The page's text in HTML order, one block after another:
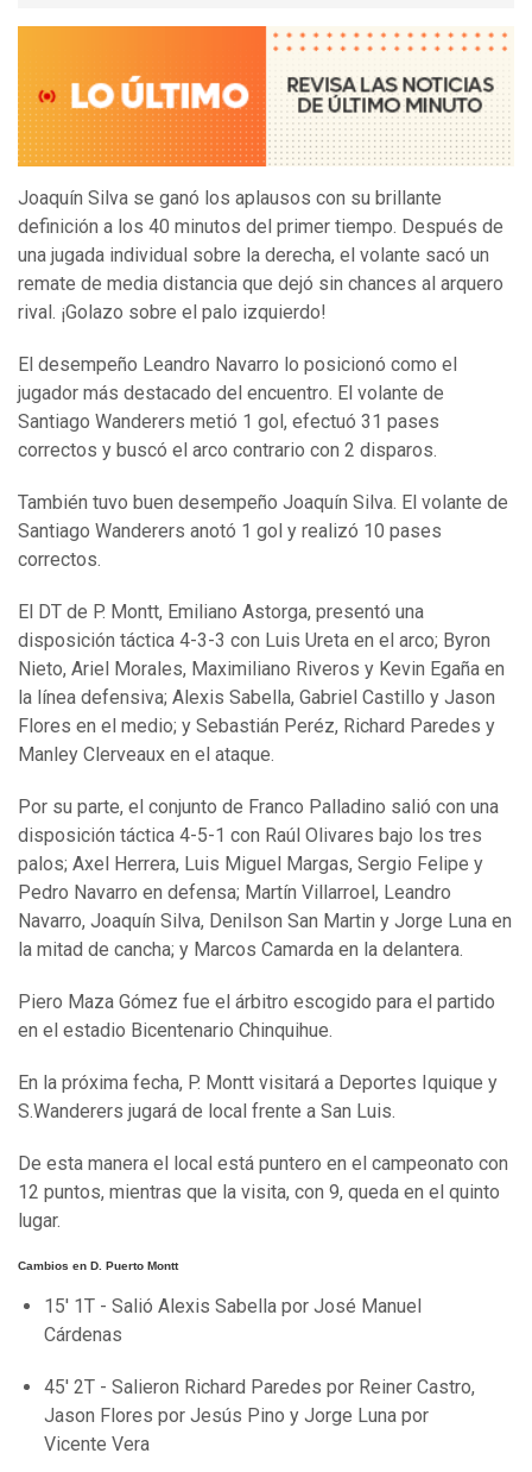
Joaquín Silva se ganó los aplausos con su brillante
definición a los 40 minutos del primer tiempo. Después de
una jugada individual sobre la derecha, el volante sacó un
remate de media distancia que dejó sin chances al arquero
rival. ¡Golazo sobre el palo izquierdo!
El desempeño Leandro Navarro lo posicionó como el
jugador más destacado del encuentro. El volante de
Santiago Wanderers metió 1 gol, efectuó 31 pases
correctos y buscó el arco contrario con 2 disparos.
También tuvo buen desempeño Joaquín Silva. El volante de
Santiago Wanderers anotó 1 gol y realizó 10 pases
correctos.
El DT de P. Montt, Emiliano Astorga, presentó una
disposición táctica 4-3-3 con Luis Ureta en el arco; Byron
Nieto, Ariel Morales, Maximiliano Riveros y Kevin Egaña en
la línea defensiva; Alexis Sabella, Gabriel Castillo y Jason
Flores en el medio; y Sebastián Peréz, Richard Paredes y
Manley Clerveaux en el ataque.
Por su parte, el conjunto de Franco Palladino salió con una
disposición táctica 4-5-1 con Raúl Olivares bajo los tres
palos; Axel Herrera, Luis Miguel Margas, Sergio Felipe y
Pedro Navarro en defensa; Martín Villarroel, Leandro
Navarro, Joaquín Silva, Denilson San Martin y Jorge Luna en
la mitad de cancha; y Marcos Camarda en la delantera.
Piero Maza Gómez fue el árbitro escogido para el partido
en el estadio Bicentenario Chinquihue.
En la próxima fecha, P. Montt visitará a Deportes Iquique y
S.Wanderers jugará de local frente a San Luis.
De esta manera el local está puntero en el campeonato con
12 puntos, mientras que la visita, con 9, queda en el quinto
lugar.
Cambios en D. Puerto Montt
15' 1T - Salió Alexis Sabella por José Manuel
Cárdenas
45' 2T - Salieron Richard Paredes por Reiner Castro,
Jason Flores por Jesús Pino y Jorge Luna por
Vicente Vera